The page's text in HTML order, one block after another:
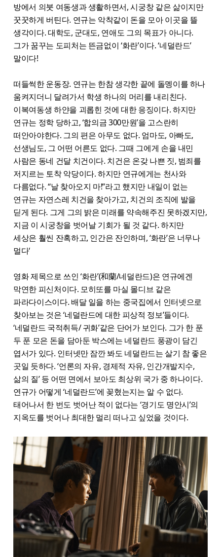
방에서 의붓 여동생과 생활하면서, 시궁창 같은 삶이지만
꿋꿋하게 버틴다. 연규는 악착같이 돈을 모아 이곳을 뜰
생각이다. 대학도, 군대도, 연애도 그의 목표가 아니다.
그가 꿈꾸는 도피처는 뜬금없이 ‘화란’이다. ‘네덜란드’
말이다!
떠들썩한 운동장. 연규는 한참 생각한 끝에 돌멩이를 하나
움켜지더니 달려가서 학생 하나의 머리를 내리친다.
이복여동생 하얀을 괴롭힌 것에 대한 응징이다. 하지만
연규는 정학 당하고, ‘합의금 300만원’을 고스란히
떠안아야한다. 그의 편은 아무도 없다. 엄마도, 아빠도,
선생님도, 그 어떤 어른도 없다. 그때 그에게 손을 내민
사람은 동네 건달 치건이다. 치건은 온갖 나쁜 짓, 범죄를
저지르는 토착 악당이다. 하지만 연규에게는 천사와
다름없다. “날 찾아오지 마!”라고 했지만 내일이 없는
연규는 자연스레 치건을 찾아가고, 치건의 조직에 발을
딛게 된다. 그게 그의 밝은 미래를 약속해주진 못하겠지만,
지금 이 시궁창을 벗어날 기회가 될 것 같다. 하지만
세상은 훨씬 잔혹하고, 인간은 잔인하며, ‘화란’은 너무나
멀다‘
영화 제목으로 쓰인 ‘화란’(和蘭/네덜란드)은 연규에겐
막연한 피신처이다. 모히또를 마실 몰디브 같은
파라다이스이다. 배달 일을 하는 중국집에서 인터넷으로
찾아보는 것은 ‘네덜란드에 대한 피상적 정보’들이다.
‘네덜란드 국적취득/ 귀화’같은 단어가 보인다. 그가 한 푼
두 푼 모은 돈을 담아둔 박스에는 네덜란드 풍광이 담긴
엽서가 있다. 인터넷만 잠깐 봐도 네덜란드는 살기 참 좋은
곳일 듯하다. ‘언론의 자유, 경제적 자유, 인간개발지수,
삶의 질’ 등 어떤 면에서 보아도 최상위 국가 중 하나이다.
연규가 어떻게 ‘네덜란드’에 꽂혔는지는 알 수 없다.
태어나서 한 번도 벗어난 적이 없다는 ‘경기도 명안시’의
지옥도를 벗어나 최대한 멀리 떠나고 싶었을 것이다.